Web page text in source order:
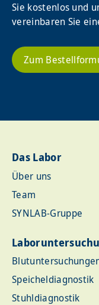
Sie kostenlos und
vereinbaren Sie
Zum
Das Labor
Über uns
Team
SYNLAB-Gruppe
Speicheldiagnostik
Stuhldiagnostik